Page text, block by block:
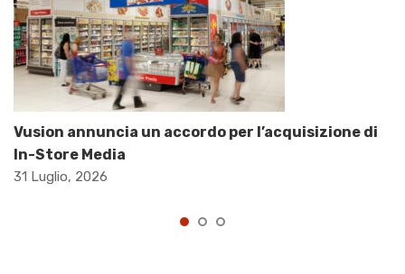
Vusion annuncia un accordo per l’acquisizione di
In-Store Media
31 Luglio, 2026